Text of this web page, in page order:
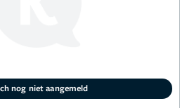
nog niet aangemeld